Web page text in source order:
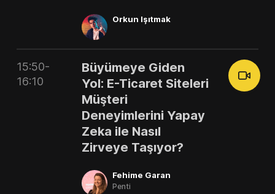
Orkun Işıtmak
15:50-
16:10
Büyümeye Giden
Yol: E-Ticaret Siteleri
Müşteri
Deneyimlerini Yapay
Zeka ile Nasıl
Zirveye Taşıyor?
Fehime Garan
Penti